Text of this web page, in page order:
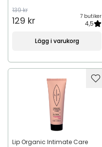
139 kr
129 kr 7 butiker
4,5
Lägg i varukorg
Lip Organic Intimate Care